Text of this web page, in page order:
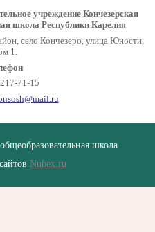
учреждение Кончезерская
школа Республики Карелия
село Кончезеро, улица Юности,
1.
71-15
школа
Nubex.ru